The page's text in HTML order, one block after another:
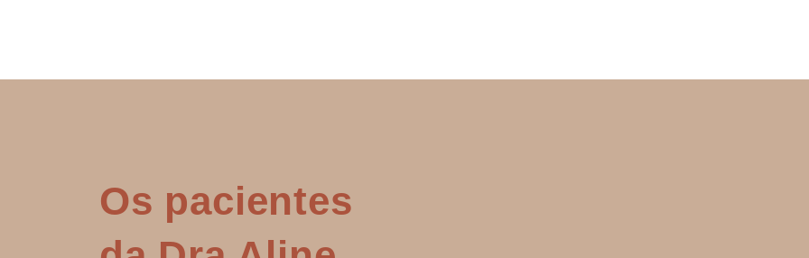
Os pacientes